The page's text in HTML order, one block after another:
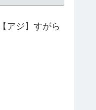
アジ】すがら